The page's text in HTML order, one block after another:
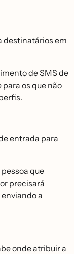
destinatários em
de SMS de
os que não
entrada para
que
precisará
a
onde atribuir a